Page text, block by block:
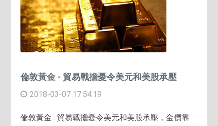
倫敦黃金 - 貿易戰擔憂令美元和美股承壓
2018-03-07 17:54:19
倫敦黃金 : 貿易戰擔憂令美元和美股承壓，金價靠